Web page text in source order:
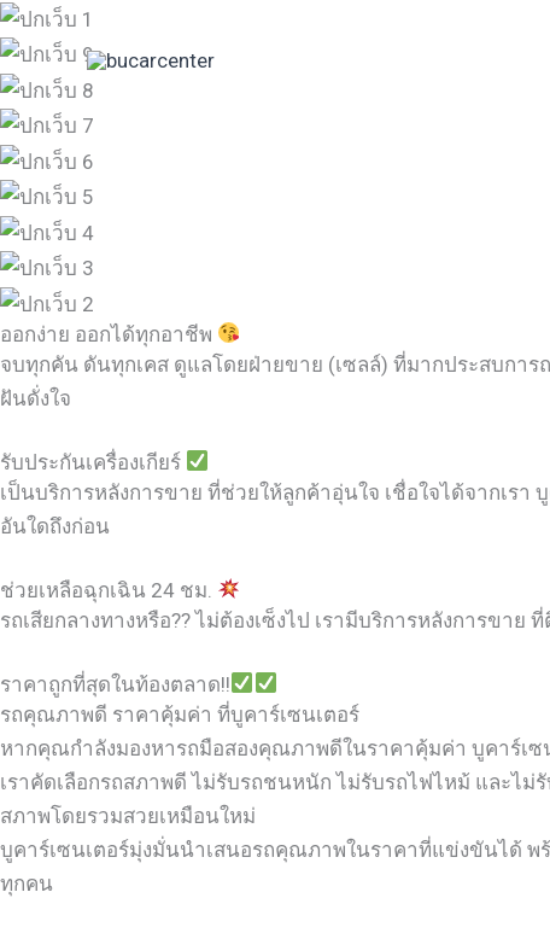
Skip
to
content
ออกง่าย ออกได้ทุกอาชีพ
จบทุกคัน ดันทุกเคส ดูแลโดยฝ่ายขาย (เซลล์) ที่มากประสบกา
ฝันดั่งใจ
รับประกันเครื่องเกียร์
เป็นบริการหลังการขาย ที่ช่วยให้ลูกค้าอุ่นใจ เชื่อใจได้จากเรา
อันใดถึงก่อน
ช่วยเหลือฉุกเฉิน 24 ชม.
รถเสียกลางทางหรือ?? ไม่ต้องเซ็งไป เรามีบริการหลังการข
ราคาถูกที่สุดในท้องตลาด!!
รถคุณภาพดี ราคาคุ้มค่า ที่บูคาร์เซนเตอร์
หากคุณกำลังมองหารถมือสองคุณภาพดีในราคาคุ้มค่า บูคาร์เ
เราคัดเลือกรถสภาพดี ไม่รับรถชนหนัก ไม่รับรถไฟไหม้ และไ
สภาพโดยรวมสวยเหมือนใหม่
บูคาร์เซนเตอร์มุ่งมั่นนำเสนอรถคุณภาพในราคาที่แข่งขันได้ พ
ทุกคน